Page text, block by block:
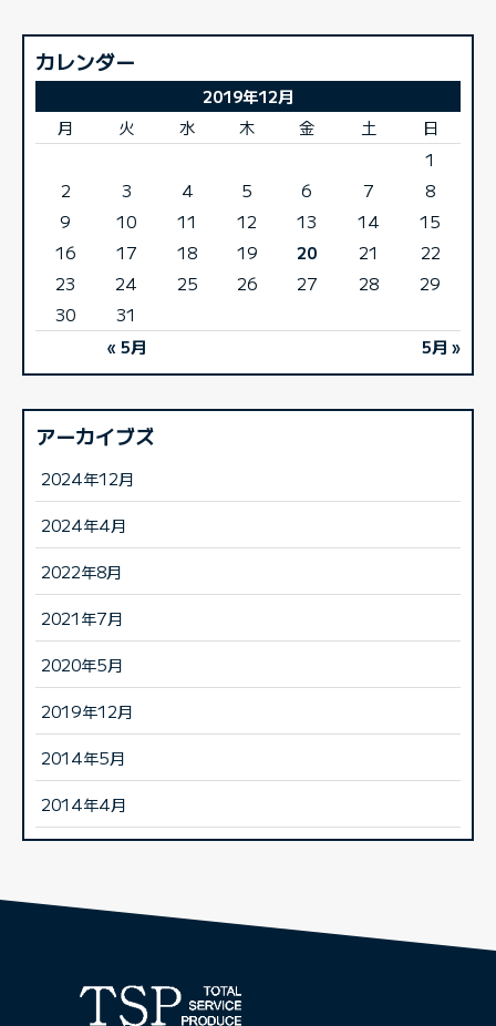
カレンダー
2019年12月
月
火 水 木 金 土 日
« 5月 5月 »
1
2
3 4 5 6 7
8
9
10 11 12 13 14
15
16
17 18 19 20 21
22
23
24 25 26 27 28
29
30
31
アーカイブズ
2024年12月
2024年4月
2022年8月
2021年7月
2020年5月
2019年12月
2014年5月
2014年4月